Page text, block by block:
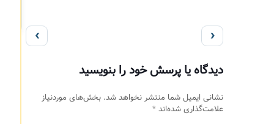
›
‹
دیدگاه یا پرسش خود را بنویسید
نشانی ایمیل شما منتشر نخواهد شد. بخش‌های موردنیاز
علامت‌گذاری شده‌اند *